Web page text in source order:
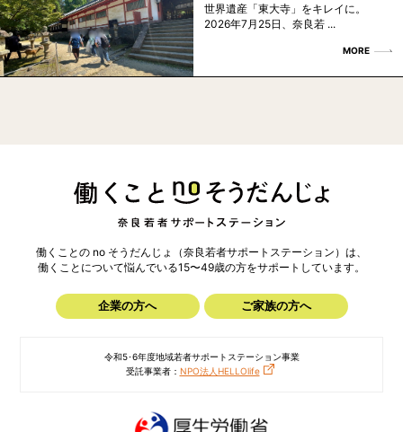
世界遺産「東大寺」をキレイに。
2026年7月25日、奈良若 ...
MORE
働くことの no そうだんじょ（奈良若者サポートステーション）は、
働くことについて悩んでいる15〜49歳の方をサポートしています。
企業の方へ ご家族の方へ
令和5･6年度地域若者サポートステーション事業
受託事業者： NPO法人HELLOlife